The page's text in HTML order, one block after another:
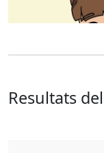
Resultats